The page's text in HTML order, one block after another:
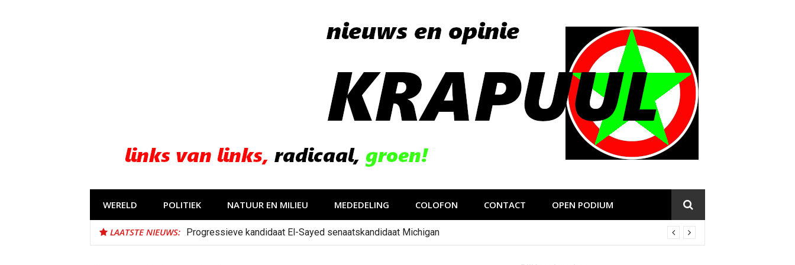
WERELD POLITIEK NATUUR EN MILIEU MEDEDELING COLOFON CONTACT OPEN PODIUM
LAATSTE NIEUWS: Progressieve kandidaat El-Sayed senaatskandidaat Michigan